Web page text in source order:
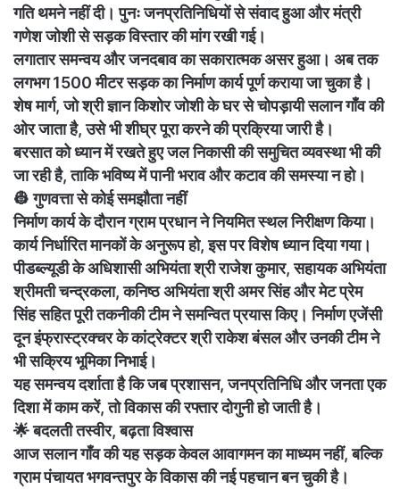
गति थमने नहीं दी। पुनः जनप्रतिनिधियों से संवाद हुआ और मंत्री
गणेश जोशी से सड़क विस्तार की मांग रखी गई।
लगातार समन्वय और जनदबाव का सकारात्मक असर हुआ। अब तक
लगभग 1500 मीटर सड़क का निर्माण कार्य पूर्ण कराया जा चुका है।
शेष मार्ग, जो श्री ज्ञान किशोर जोशी के घर से चोपड़ायी सलान गाँव की
ओर जाता है, उसे भी शीघ्र पूरा करने की प्रक्रिया जारी है।
बरसात को ध्यान में रखते हुए जल निकासी की समुचित व्यवस्था भी की
जा रही है, ताकि भविष्य में पानी भराव और कटाव की समस्या न हो।
👷 गुणवत्ता से कोई समझौता नहीं
निर्माण कार्य के दौरान ग्राम प्रधान ने नियमित स्थल निरीक्षण किया।
कार्य निर्धारित मानकों के अनुरूप हो, इस पर विशेष ध्यान दिया गया।
पीडब्ल्यूडी के अधिशासी अभियंता श्री राजेश कुमार, सहायक अभियंता
श्रीमती चन्द्रकला, कनिष्ठ अभियंता श्री अमर सिंह और मेट प्रेम
सिंह सहित पूरी तकनीकी टीम ने समन्वित प्रयास किए। निर्माण एजेंसी
दून इंफ्रास्ट्रक्चर के कांट्रेक्टर श्री राकेश बंसल और उनकी टीम ने
भी सक्रिय भूमिका निभाई।
यह समन्वय दर्शाता है कि जब प्रशासन, जनप्रतिनिधि और जनता एक
दिशा में काम करें, तो विकास की रफ्तार दोगुनी हो जाती है।
🌟 बदलती तस्वीर, बढ़ता विश्वास
आज सलान गाँव की यह सड़क केवल आवागमन का माध्यम नहीं, बल्कि
ग्राम पंचायत भगवन्तपुर के विकास की नई पहचान बन चुकी है।